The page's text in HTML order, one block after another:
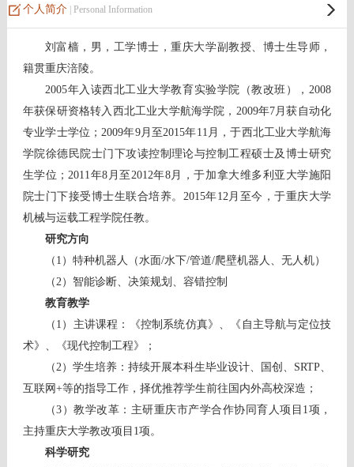
个人简介| Personal Information
刘富樯，男，工学博士，重庆大学副教授、博士生导师 ，
籍贯重庆涪陵。
2005年入读西北工业大学教育实验学院（教改班），2008
年获保研资格转入西北工业大学航海学院，2009年7月获自动化
专业学士学位；2009年9月至2015年11月，于西北工业大学航海
学院徐德民院士门下攻读控制理论与控制工程硕士及博士研究
生学位；2011年8月至2012年8月，于加拿大维多利亚大学施阳
院士门下接受博士生联合培养。 2015年12月至今，于重庆大学
机械与运载工程学院任教。
研究方向
（1）特种机器人（水面/水下/管道/爬壁机器人、无人机）
（2）智能诊断、决策规划、容错控制
教育教学
（1）主讲课程：《控制系统仿真》、《自主导航与定位技
术》、《现代控制工程》；
（2）学生培养：持续开展本科生毕业设计、国创、SRTP、
互联网+等的指导工作，择优推荐学生前往国内外高校深造；
（3）教学改革：主研重庆市产学合作协同育人项目1项，
主持重庆大学教改项目1项。
科学研究